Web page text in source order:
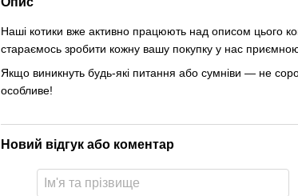
Наші котики вже активно працюють над описом цього
стараємось зробити кожну вашу покупку у нас приємною
Якщо виникнуть будь-які питання або сумніви — не
особливе!
Новий відгук або коментар